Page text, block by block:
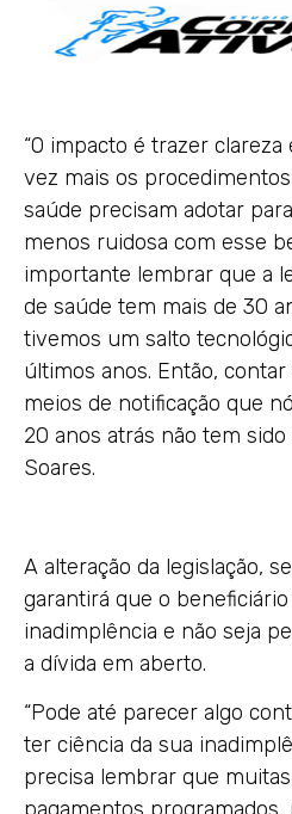
“O impacto é trazer
vez mais os
saúde precisam adotar
menos ruidosa com esse
importante lembrar que a
de saúde tem mais de 30
tivemos um salto
últimos anos. Então,
meios de notificação que
20 anos atrás não tem sido
Soares.
A alteração da legislação,
garantirá que o
inadimplência e não seja
a dívida em aberto.
“Pode até parecer algo
ter ciência da sua
precisa lembrar que